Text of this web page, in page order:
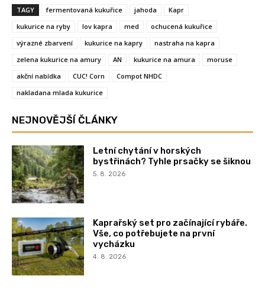
TAGY fermentovaná kukuřice jahoda
Kapr
kukurice na ryby
lov kapra med
ochucená kukuřice
výrazné zbarvení
kukurice na kapry
nastraha na kapra
zelena kukurice na amury
AN kukurice na amura
moruse
akční nabídka
CUC! Corn
Compot NHDC
nakladana mlada kukurice
NEJNOVĚJŠÍ ČLÁNKY
Letní chytání v horských
bystřinách? Tyhle prsačky se šiknou
5. 8. 2026
Kaprařský set pro začínající rybáře.
Vše, co potřebujete na první
vycházku
4. 8. 2026